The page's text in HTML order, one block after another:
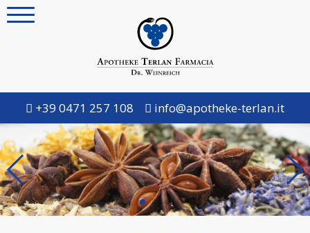
+39 0471 257 108 info@apotheke-terlan.it